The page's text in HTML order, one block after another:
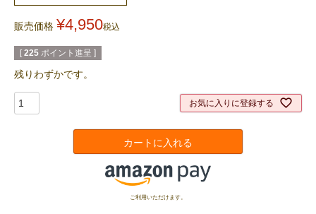
販売価格 ¥4,950税込
[ 225 ポイント進呈 ]
残りわずかです。
お気に入りに登録する
カートに入れる
ご利用いただけます。